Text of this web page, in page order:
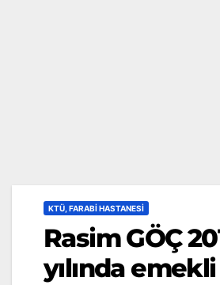
KTÜ, FARABI HASTANESI
Rasim GÖÇ
yılında